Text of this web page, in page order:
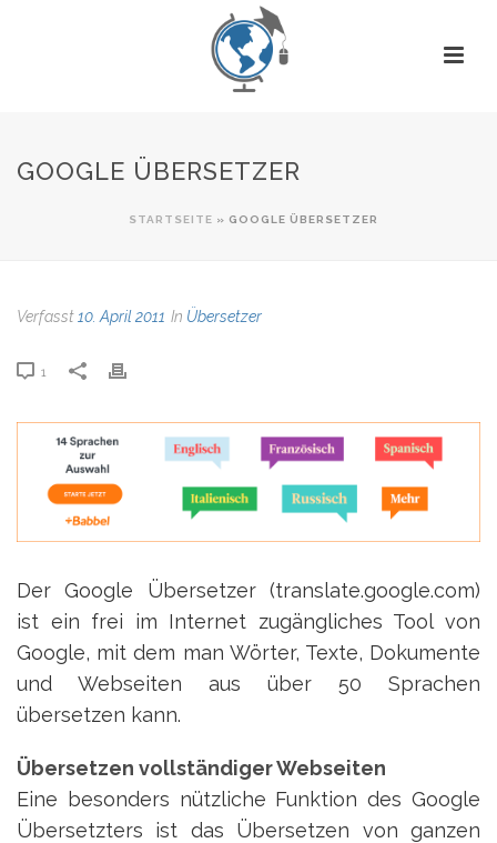
GOOGLE ÜBERSETZER
STARTSEITE » GOOGLE ÜBERSETZER
Verfasst 10. April 2011 In Übersetzer
1
Der Google Übersetzer (translate.google.com)
ist ein frei im Internet zugängliches Tool von
Google, mit dem man Wörter, Texte, Dokumente
und Webseiten aus über 50 Sprachen
übersetzen kann.
Übersetzen vollständiger Webseiten
Eine besonders nützliche Funktion des Google
Übersetzters ist das Übersetzen von ganzen